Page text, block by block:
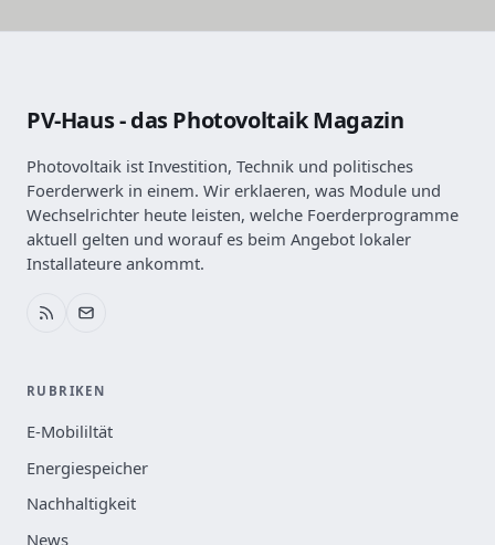
PV-Haus - das Photovoltaik Magazin
Photovoltaik ist Investition, Technik und politisches
Foerderwerk in einem. Wir erklaeren, was Module und
Wechselrichter heute leisten, welche Foerderprogramme
aktuell gelten und worauf es beim Angebot lokaler
Installateure ankommt.
RUBRIKEN
E-Mobililtät
Energiespeicher
Nachhaltigkeit
News